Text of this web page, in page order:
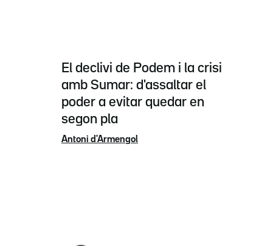
El declivi de Podem i la crisi
amb Sumar: d'assaltar el
poder a evitar quedar en
segon pla
Antoni d'Armengol